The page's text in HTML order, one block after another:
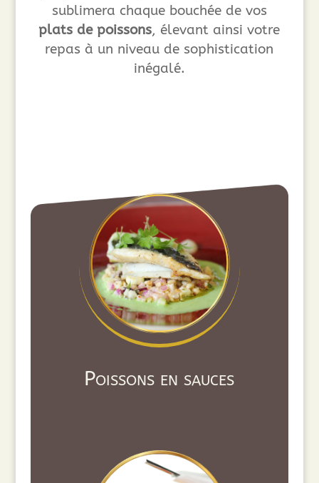
sublimera chaque bouchée de vos
plats de poissons, élevant ainsi votre
repas à un niveau de sophistication
inégalé.
Poissons en sauces